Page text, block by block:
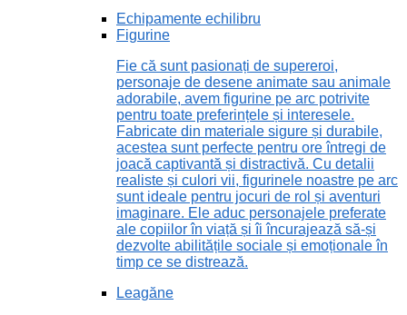
Echipamente echilibru
Figurine
Fie că sunt pasionați de supereroi,
personaje de desene animate sau animale
adorabile, avem figurine pe arc potrivite
pentru toate preferințele și interesele.
Fabricate din materiale sigure și durabile,
acestea sunt perfecte pentru ore întregi de
joacă captivantă și distractivă. Cu detalii
realiste și culori vii, figurinele noastre pe arc
sunt ideale pentru jocuri de rol și aventuri
imaginare. Ele aduc personajele preferate
ale copiilor în viață și îi încurajează să-și
dezvolte abilitățile sociale și emoționale în
timp ce se distrează.
Leagăne